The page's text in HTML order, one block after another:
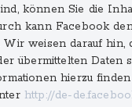
können Sie die
kann Facebook
weisen darauf hin,
übermittelten Daten
hierzu
http://de-